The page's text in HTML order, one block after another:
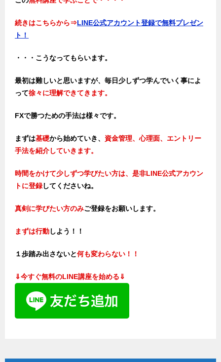
続きはこちらから⇒LINE公式アカウント登録で無料プレゼン
ト！
・・・こうなってもらいます。
最初は難しいと思いますが、毎日少しずつ学んでいく事によ
って徐々に理解できてきます。
FXで勝つための手法は様々です。
まずは基礎から始めていき、 資金管理、心理面、エントリー
手法を紹介していきます。
時間をかけて少しずつ学びたい方は、是非LINE公式アカウン
トに登録してくださいね。
真剣に学びたい方のみご登録をお願いします。
まずは行動しよう！！
１歩踏み出さないと何も変わらない！！
⇓今すぐ無料のLINE講座を始める⇓